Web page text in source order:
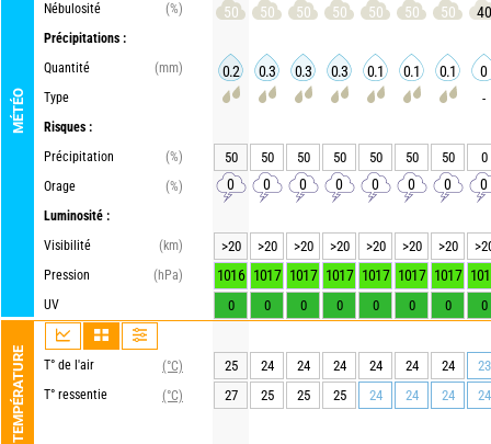
MÉTÉO
Nébulosité
(%)
Précipitations :
Quantité
(mm)
Type
Risques :
Précipitation
(%)
Orage
(%)
Luminosité :
Visibilité
(km)
Pression
(hPa)
UV
TEMPÉRATURE T° de l'air
(°C)
T° ressentie
(°C)
50 50 50 50 50 50 50 40
0.2 0.3 0.3 0.3 0.1 0.1 0.1 0
-
50 50 50 50 50 50 50 0
0 0 0 0 0 0 0 0
>20 >20 >20 >20 >20 >20 >20
1016 1017 1017 1017 1017 1017 1017
0 0 0 0 0 0 0 0
25 24 24 24 24 24 24
23
27
25 25 25 24 24 24 24